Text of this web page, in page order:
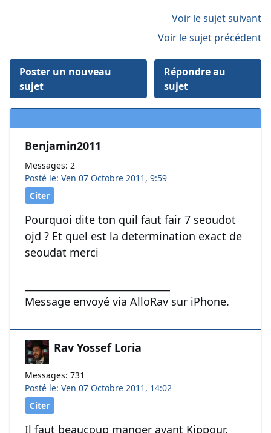
Voir le sujet suivant
Voir le sujet précédent
Poster un nouveau
sujet
Répondre au
sujet
Benjamin2011
Messages: 2
Posté le: Ven 07 Octobre 2011, 9:59
Citer
Pourquoi dite ton quil faut fair 7 seoudot
ojd ? Et quel est la determination exact de
seoudat merci
Message envoyé via AlloRav sur iPhone.
Rav Yossef Loria
Messages: 731
Posté le: Ven 07 Octobre 2011, 14:02
Citer
Il faut beaucoup manger avant Kippour.